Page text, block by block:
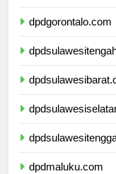
dpdgorontalo.com
dpdmaluku.com